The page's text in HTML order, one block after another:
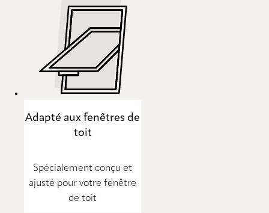
Adapté aux fenêtres de
toit
Spécialement conçu et
ajusté pour votre fenêtre
de toit